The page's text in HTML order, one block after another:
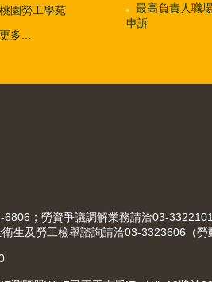
桃園勞工學苑
更多...
最高負責人職
申訴
；勞資爭議調解業務請洽03-
生及勞工檢舉諮詢請洽03-3323606（勞